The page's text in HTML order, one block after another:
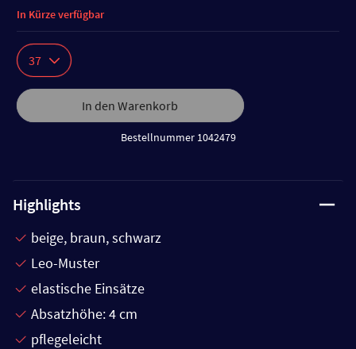
37
In den Warenkorb
Bestellnummer 1042479
In Kürze verfügbar
Highlights
beige, braun, schwarz
Leo-Muster
elastische Einsätze
Absatzhöhe: 4 cm
pflegeleicht